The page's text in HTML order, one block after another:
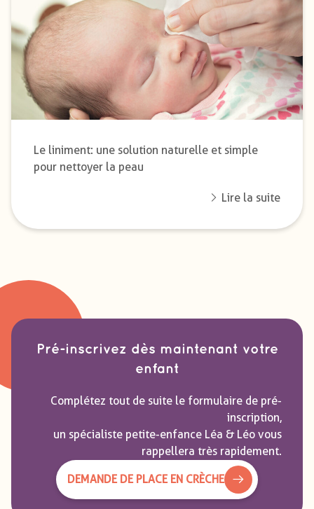
Le liniment : une solution naturelle et simple
pour nettoyer la peau
Lire la suite
Pré-inscrivez dès maintenant votre
enfant
Complétez tout de suite le formulaire de pré-
inscription,
un spécialiste petite-enfance Léa & Léo vous
rappellera très rapidement.
DEMANDE DE PLACE EN CRÈCHE